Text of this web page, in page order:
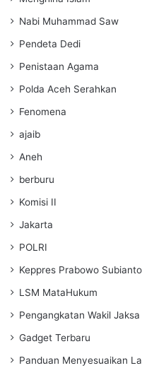
Nabi Muhammad Saw
Pendeta Dedi
Penistaan Agama
Polda Aceh Serahkan
Fenomena
ajaib
Aneh
berburu
Komisi II
Jakarta
POLRI
Keppres Prabowo Subianto
LSM MataHukum
Pengangkatan Wakil
Gadget Terbaru
Panduan Menyesuaikan